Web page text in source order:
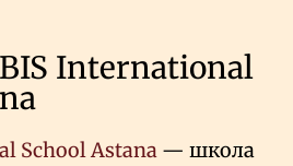
International
School Astana — школа